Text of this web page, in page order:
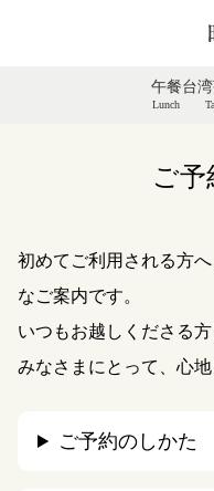
午餐
Lunch
台
ご予
初めてご利用される方
なご案内です。
いつもお越しくださる
みなさまにとって、心
ご予約のしかた